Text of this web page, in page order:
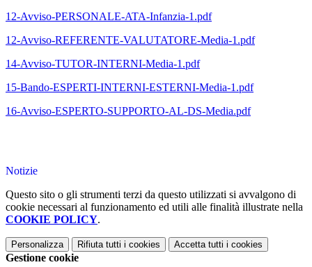
12-Avviso-PERSONALE-ATA-Infanzia-1.pdf
12-Avviso-REFERENTE-VALUTATORE-Media-1.pdf
14-Avviso-TUTOR-INTERNI-Media-1.pdf
15-Bando-ESPERTI-INTERNI-ESTERNI-Media-1.pdf
16-Avviso-ESPERTO-SUPPORTO-AL-DS-Media.pdf
Notizie
Questo sito o gli strumenti terzi da questo utilizzati si avvalgono di
cookie necessari al funzionamento ed utili alle finalità illustrate nella
COOKIE POLICY.
Personalizza Rifiuta tutti i cookies Accetta tutti i cookies
Gestione cookie